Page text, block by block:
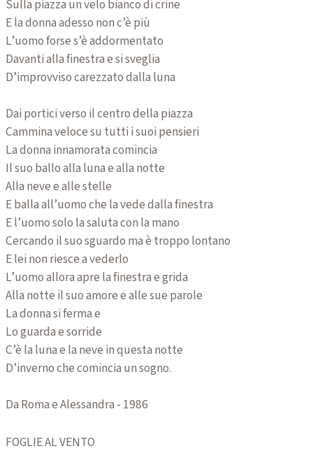
Sulla piazza un velo bianco di crine
E la donna adesso non c’è più
L’uomo forse s’è addormentato
Davanti alla finestra e si sveglia
D’improvviso carezzato dalla luna
Dai portici verso il centro della piazza
Cammina veloce su tutti i suoi pensieri
La donna innamorata comincia
Il suo ballo alla luna e alla notte
Alla neve e alle stelle
E balla all’uomo che la vede dalla finestra
E l’uomo solo la saluta con la mano
Cercando il suo sguardo ma è troppo lontano
E lei non riesce a vederlo
L’uomo allora apre la finestra e grida
Alla notte il suo amore e alle sue parole
La donna si ferma e
Lo guarda e sorride
C’è la luna e la neve in questa notte
D’inverno che comincia un sogno.
Da Roma e Alessandra - 1986
FOGLIE AL VENTO